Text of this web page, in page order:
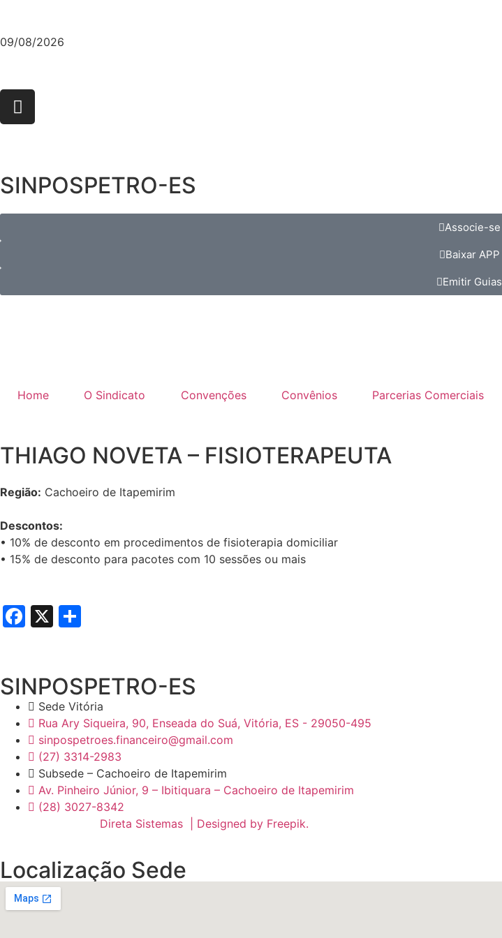
09/08/2026
SINPOSPETRO-ES
Associe-se
Baixar APP
Emitir Guias
Home O Sindicato Convenções Convênios Parcerias Comerciais
THIAGO NOVETA – FISIOTERAPEUTA
Região: Cachoeiro de Itapemirim
Descontos:
• 10% de desconto em procedimentos de fisioterapia domiciliar
• 15% de desconto para pacotes com 10 sessões ou mais
Facebook
X
SINPOSPETRO-ES
Sede Vitória
Rua Ary Siqueira, 90, Enseada do Suá, Vitória, ES - 29050-495
sinpospetroes.financeiro@gmail.com
(27) 3314-2983
Subsede – Cachoeiro de Itapemirim
Av. Pinheiro Júnior, 9 – Ibitiquara – Cachoeiro de Itapemirim
(28) 3027-8342
Direta Sistemas | Designed by Freepik.
Localização Sede